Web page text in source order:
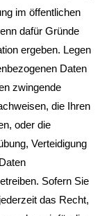
im öffentlichen
dafür Gründe
ergeben. Legen
Daten
zwingende
die Ihren
oder die
Verteidigung
Sofern Sie
das Recht,